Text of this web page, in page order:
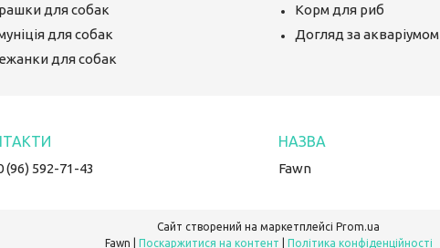
для собак
для собак
для собак
Корм для риб
Догляд за акваріумом
(96) 592-71-43 Fawn
Сайт створений на маркетплейсі Prom.ua
Поскаржитися на контент Політика конфіденційності